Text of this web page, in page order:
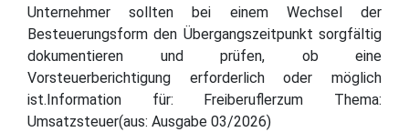
Unternehmer sollten bei einem Wechsel der
Besteuerungsform den Übergangszeitpunkt sorgfältig
dokumentieren und prüfen, ob eine
Vorsteuerberichtigung erforderlich oder möglich
ist.Information für: Freiberuflerzum Thema:
Umsatzsteuer(aus: Ausgabe 03/2026)